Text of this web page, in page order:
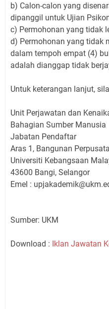
b) Calon-calon yang
dipanggil untuk Ujian
c) Permohonan yang tidak
d) Permohonan yang tidak
dalam tempoh empat (4)
adalah dianggap tidak
Untuk keterangan lanjut,
Unit Perjawatan dan
Bahagian Sumber Manusia
Jabatan Pendaftar
Aras 1, Bangunan
Universiti Kebangsaan
43600 Bangi, Selangor
Emel :
Sumber: UKM
Download : Iklan Jawatan